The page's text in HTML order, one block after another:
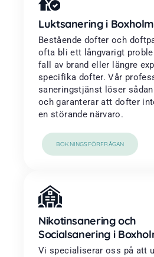
Luktsanering i Boxholm
Bestående dofter och
ofta bli ett långvarigt
fall av brand eller längre
specifika dofter. Vår
saneringstjänst löser
och garanterar att dofter
en störande närvaro.
BOKNINGSFÖRFRÅGAN
Nikotinsanering och
Socialsanering i
Vi specialiserar oss på att